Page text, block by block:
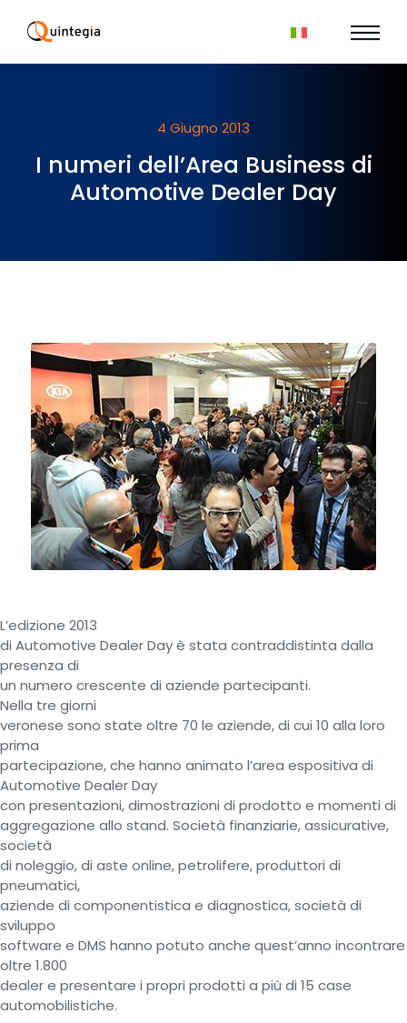
4 Giugno 2013
I numeri dell’Area Business di
Automotive Dealer Day
L’edizione 2013
di Automotive Dealer Day è stata contraddistinta dalla
presenza di
un numero crescente di aziende partecipanti.
Nella tre giorni
veronese sono state oltre 70 le aziende, di cui 10 alla loro
prima
partecipazione, che hanno animato l’area espositiva di
Automotive Dealer Day
con presentazioni, dimostrazioni di prodotto e momenti di
aggregazione allo stand. Società finanziarie, assicurative,
società
di noleggio, di aste online, petrolifere, produttori di
pneumatici,
aziende di componentistica e diagnostica, società di
sviluppo
software e DMS hanno potuto anche quest’anno incontrare
oltre 1.800
dealer e presentare i propri prodotti a più di 15 case
automobilistiche.